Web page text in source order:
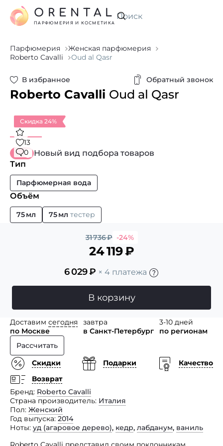
Искать
ORENTAL
ПАРФЮМЕРИЯ И КОСМЕТИКА
Парфюмерия
Женская парфюмерия
Roberto Cavalli
Oud al Qasr
В избранное Обратный звонок
Roberto Cavalli Oud al Qasr
Скидка 24%
13
0
Новый вид подбора товаров
Тип
Парфюмерная вода
Объём
75 мл 75 мл тестер
31 736₽ -24%
24 119₽
6 029₽ × 4 платежа
В корзину
Доставим сегодня
по Москве
завтра
в Санкт-Петербург
3-10 дней
по регионам
Рассчитать
Скидки
Подарки
Качество
Возврат
Бренд Roberto Cavalli
Страна производитель Италия
Пол Женский
Год выпуска 2014
Ноты уд (агаровое дерево), кедр, лабданум, ваниль